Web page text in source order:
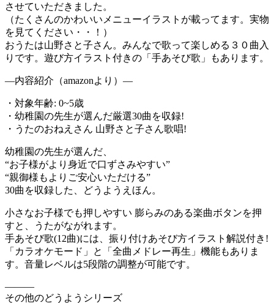
させていただきました。
（たくさんのかわいいメニューイラストが載ってます。実物
を見てください・・！）
おうたは山野さと子さん。みんなで歌って楽しめる３０曲入
りです。遊び方イラスト付きの「手あそび歌」もあります。
—内容紹介（amazonより）—
・対象年齢: 0~5歳
・幼稚園の先生が選んだ厳選30曲を収録!
・うたのおねえさん 山野さと子さん歌唱!
幼稚園の先生が選んだ、
“お子様がより身近で口ずさみやすい”
“親御様もよりご安心いただける”
30曲を収録した、どうようえほん。
小さなお子様でも押しやすい 膨らみのある楽曲ボタンを押
すと、うたがながれます。
手あそび歌(12曲)には、振り付けあそび方イラスト解説付き!
「カラオケモード」と「全曲メドレー再生」機能もありま
す。音量レベルは5段階の調整が可能です。
———
その他のどうようシリーズ